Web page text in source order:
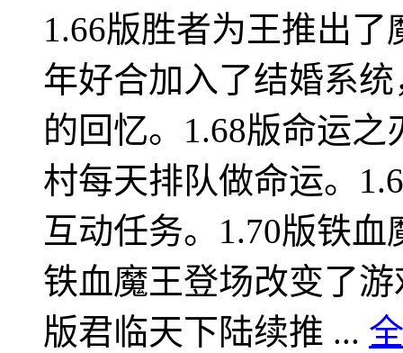
1.66版胜者为王推出
年好合加入了结婚系
的回忆。1.68版命运
村每天排队做命运。
互动任务。1.70版铁
铁血魔王登场改变了
版君临天下陆续推 ...